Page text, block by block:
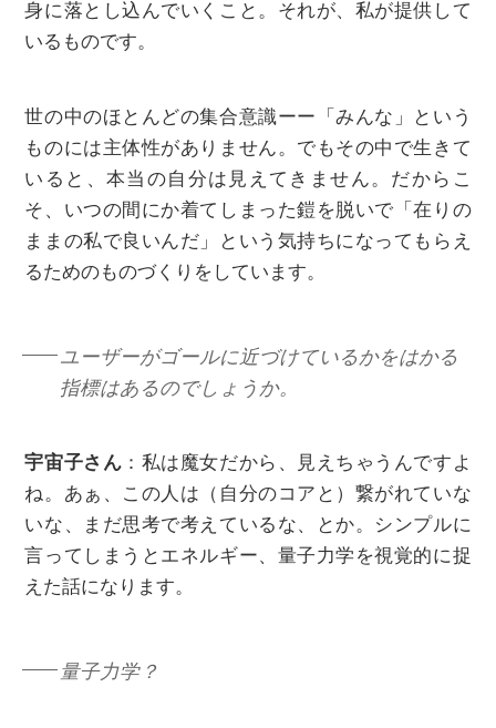
身に落とし込んでいくこと。それが、私が提供して
いるものです。
世の中のほとんどの集合意識ーー「みんな」という
ものには主体性がありません。でもその中で生きて
いると、本当の自分は見えてきません。だからこ
そ、いつの間にか着てしまった鎧を脱いで「在りの
ままの私で良いんだ」という気持ちになってもらえ
るためのものづくりをしています。
ユーザーがゴールに近づけているかをはかる
指標はあるのでしょうか。
宇宙子さん ：私は魔女だから、見えちゃうんですよ
ね。あぁ、この人は（自分のコアと）繋がれていな
いな、まだ思考で考えているな、とか。シンプルに
言ってしまうとエネルギー、量子力学を視覚的に捉
えた話になります。
量子力学？